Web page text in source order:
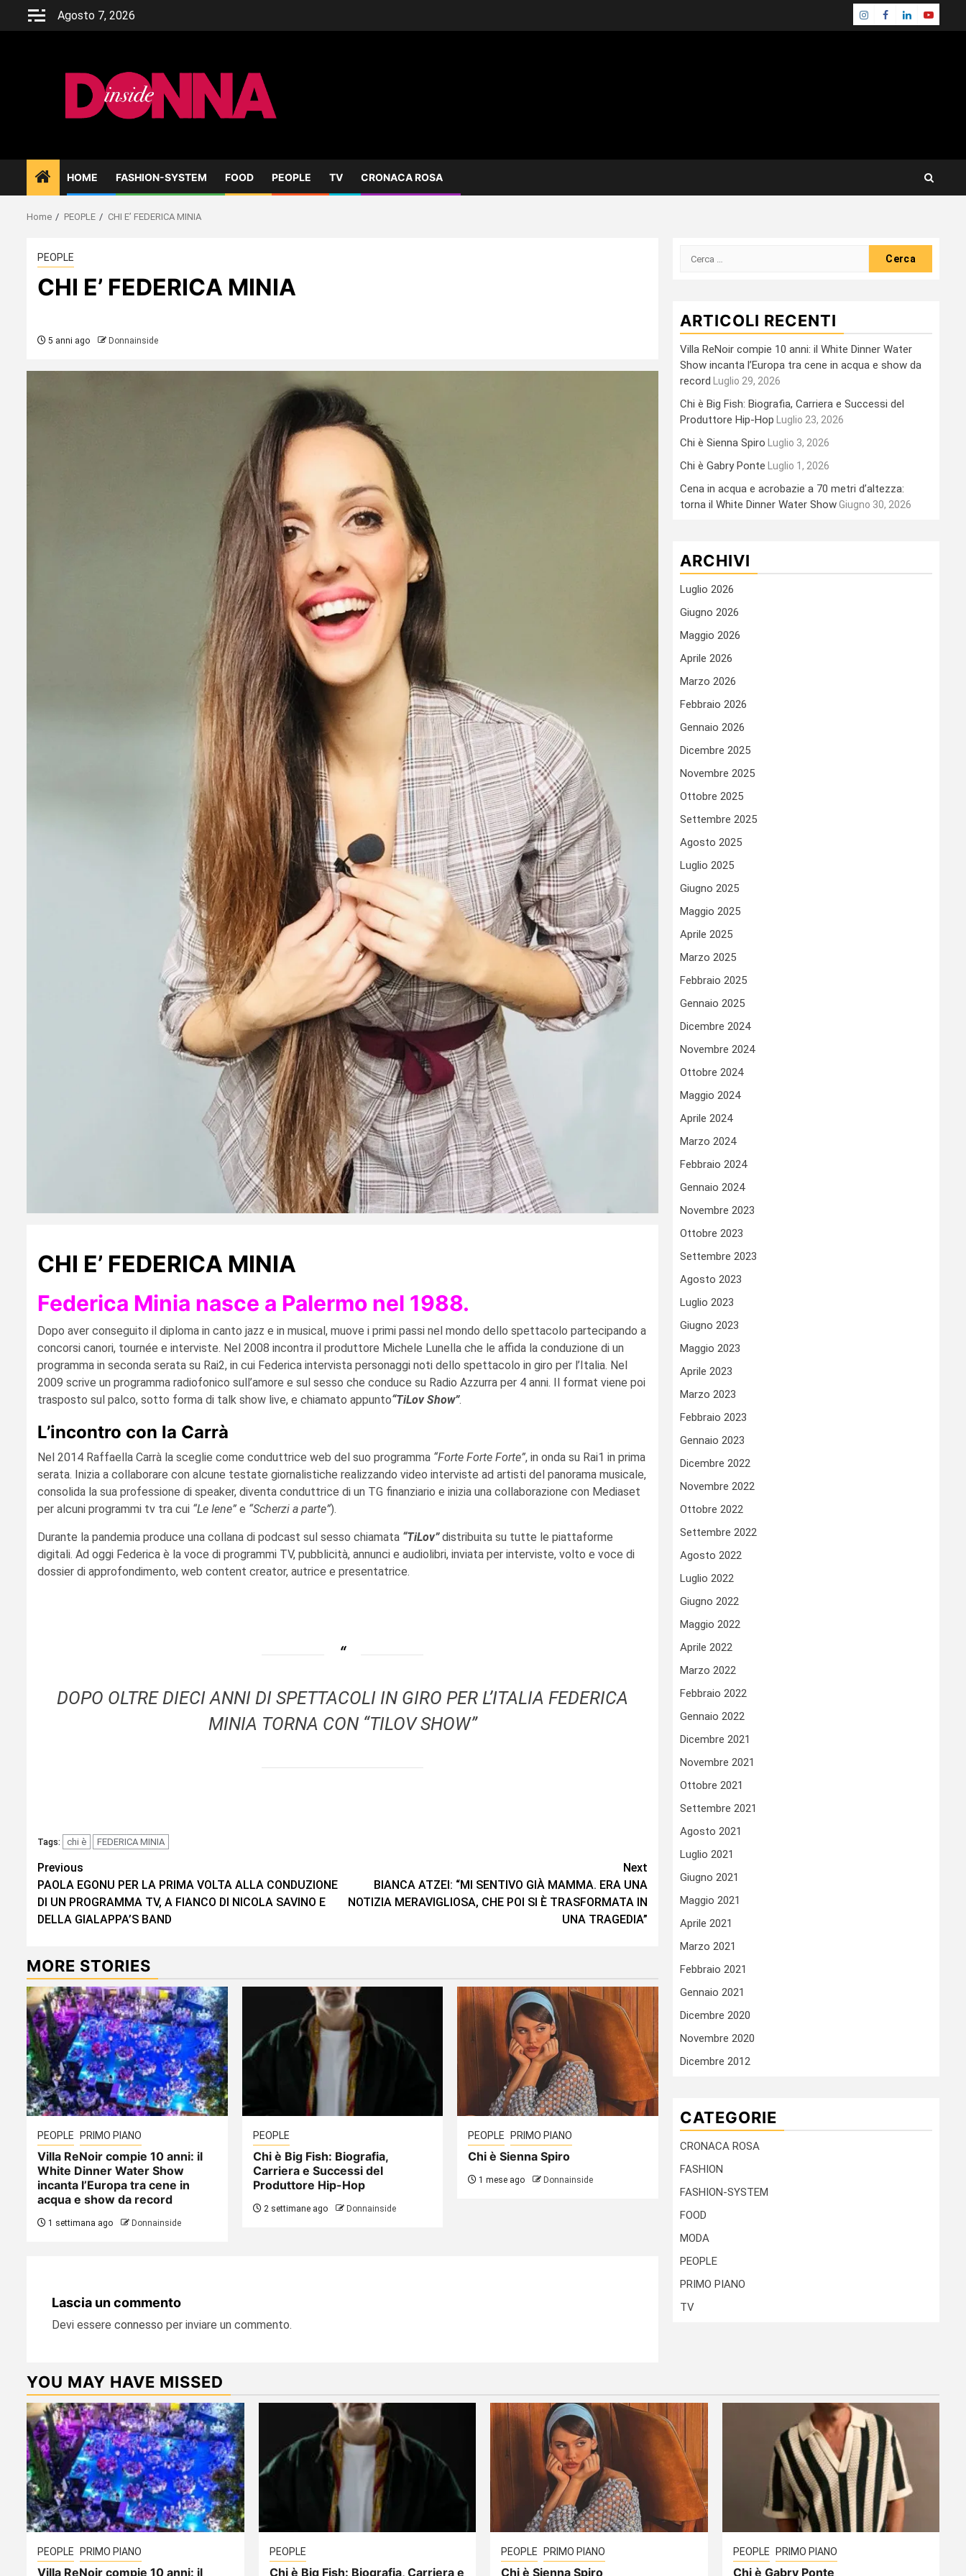
Agosto 7, 2026 Instagram
Facebook
LinkedinYoutube
HOME FASHION-SYSTEM FOOD PEOPLE TV CRONACA ROSA
Home PEOPLE CHI E’ FEDERICA MINIA
PEOPLE
CHI E’ FEDERICA MINIA
5 anni ago Donnainside
CHI E’ FEDERICA MINIA
Federica Minia nasce a Palermo nel 1988.
Dopo aver conseguito il diploma in canto jazz e in musical, muove i primi passi nel mondo dello spettacolo partecipando a
concorsi canori, tournée e interviste. Nel 2008 incontra il produttore Michele Lunella che le affida la conduzione di un
programma in seconda serata su Rai2, in cui Federica intervista personaggi noti dello spettacolo in giro per l’Italia. Nel
2009 scrive un programma radiofonico sull’amore e sul sesso che conduce su Radio Azzurra per 4 anni. Il format viene poi
trasposto sul palco, sotto forma di talk show live, e chiamato appunto“TiLov Show”.
L’incontro con la Carrà
Nel 2014 Raffaella Carrà la sceglie come conduttrice web del suo programma “Forte Forte Forte”, in onda su Rai1 in prima
serata. Inizia a collaborare con alcune testate giornalistiche realizzando video interviste ad artisti del panorama musicale,
consolida la sua professione di speaker, diventa conduttrice di un TG finanziario e inizia una collaborazione con Mediaset
per alcuni programmi tv tra cui “Le Iene” e “Scherzi a parte”).
Durante la pandemia produce una collana di podcast sul sesso chiamata “TiLov”distribuita su tutte le piattaforme
digitali. Ad oggi Federica è la voce di programmi TV, pubblicità, annunci e audiolibri, inviata per interviste, volto e voce di
dossier di approfondimento, web content creator, autrice e presentatrice.
DOPO OLTRE DIECI ANNI DI SPETTACOLI IN GIRO PER L’ITALIA FEDERICA
MINIA TORNA CON “TILOV SHOW”
Tags: chi è FEDERICA MINIA
Continue
Reading
Previous
PAOLA EGONU PER LA PRIMA VOLTA ALLA CONDUZIONE
DI UN PROGRAMMA TV, A FIANCO DI NICOLA SAVINO E
DELLA GIALAPPA’S BAND
Next
BIANCA ATZEI: “MI SENTIVO GIÀ MAMMA. ERA UNA
NOTIZIA MERAVIGLIOSA, CHE POI SI È TRASFORMATA IN
UNA TRAGEDIA”
MORE STORIES
PEOPLE PRIMO PIANO
Villa ReNoir compie 10 anni: il
White Dinner Water Show
incanta l’Europa tra cene in
acqua e show da record
1 settimana ago Donnainside
PEOPLE
Chi è Big Fish: Biografia,
Carriera e Successi del
Produttore Hip-Hop
2 settimane ago Donnainside
PEOPLE PRIMO PIANO
Chi è Sienna Spiro
1 mese ago Donnainside
Lascia un commento
Devi essere connesso per inviare un commento.
Ricerca
ARTICOLI RECENTI
Villa ReNoir compie 10 anni: il White Dinner Water
Show incanta l’Europa tra cene in acqua e show da
record
Luglio 29, 2026
Chi è Big Fish: Biografia, Carriera e Successi del
Produttore Hip-Hop
Luglio 23, 2026
Chi è Sienna Spiro Luglio 3, 2026
Chi è Gabry Ponte Luglio 1, 2026
Cena in acqua e acrobazie a 70 metri d’altezza:
torna il White Dinner Water ShowGiugno 30, 2026
ARCHIVI
Luglio 2026
Giugno 2026
Maggio 2026
Aprile 2026
Marzo 2026
Febbraio 2026
Gennaio 2026
Dicembre 2025
Novembre 2025
Ottobre 2025
Settembre 2025
Agosto 2025
Luglio 2025
Giugno 2025
Maggio 2025
Aprile 2025
Marzo 2025
Febbraio 2025
Gennaio 2025
Dicembre 2024
Novembre 2024
Ottobre 2024
Maggio 2024
Aprile 2024
Marzo 2024
Febbraio 2024
Gennaio 2024
Novembre 2023
Ottobre 2023
Settembre 2023
Agosto 2023
Luglio 2023
Giugno 2023
Maggio 2023
Aprile 2023
Marzo 2023
Febbraio 2023
Gennaio 2023
Dicembre 2022
Novembre 2022
Ottobre 2022
Settembre 2022
Agosto 2022
Luglio 2022
Giugno 2022
Maggio 2022
Aprile 2022
Marzo 2022
Febbraio 2022
Gennaio 2022
Dicembre 2021
Novembre 2021
Ottobre 2021
Settembre 2021
Agosto 2021
Luglio 2021
Giugno 2021
Maggio 2021
Aprile 2021
Marzo 2021
Febbraio 2021
Gennaio 2021
Dicembre 2020
Novembre 2020
Dicembre 2012
CATEGORIE
CRONACA ROSA
FASHION
FASHION-SYSTEM
FOOD
MODA
PEOPLE
PRIMO PIANO
TV
YOU MAY HAVE MISSED
PEOPLE PRIMO PIANO
Villa ReNoir compie 10 anni: il
PEOPLE
Chi è Big Fish: Biografia, Carriera e
PEOPLE PRIMO PIANO
Chi è Sienna Spiro
PEOPLE PRIMO PIANO
Chi è Gabry Ponte